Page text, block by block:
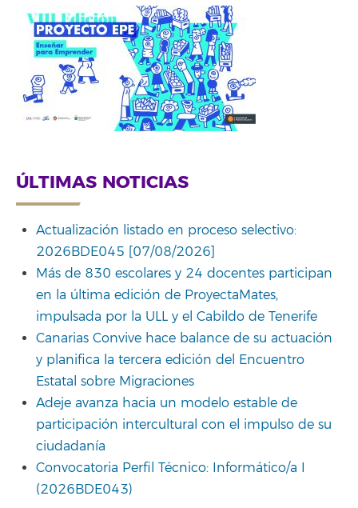
ÚLTIMAS NOTICIAS
Actualización listado en proceso selectivo:
2026BDE045 [07/08/2026]
Más de 830 escolares y 24 docentes participan
en la última edición de ProyectaMates,
impulsada por la ULL y el Cabildo de Tenerife
Canarias Convive hace balance de su actuación
y planifica la tercera edición del Encuentro
Estatal sobre Migraciones
Adeje avanza hacia un modelo estable de
participación intercultural con el impulso de su
ciudadanía
Convocatoria Perfil Técnico: Informático/a I
(2026BDE043)